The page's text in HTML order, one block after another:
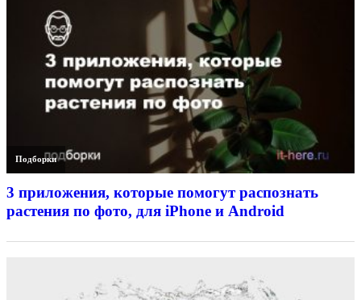
Подборки
3 приложения, которые помогут распознать
растения по фото, для iPhone и Android